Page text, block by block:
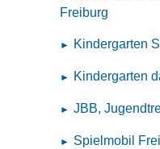
Freiburg
Kindergarten
Kindergarten
JBB,
Spielmobil